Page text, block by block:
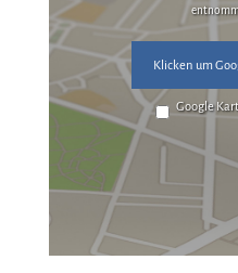
Klicken um
Google